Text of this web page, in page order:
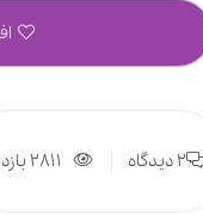
2 دیدگاه
2811 بازدید